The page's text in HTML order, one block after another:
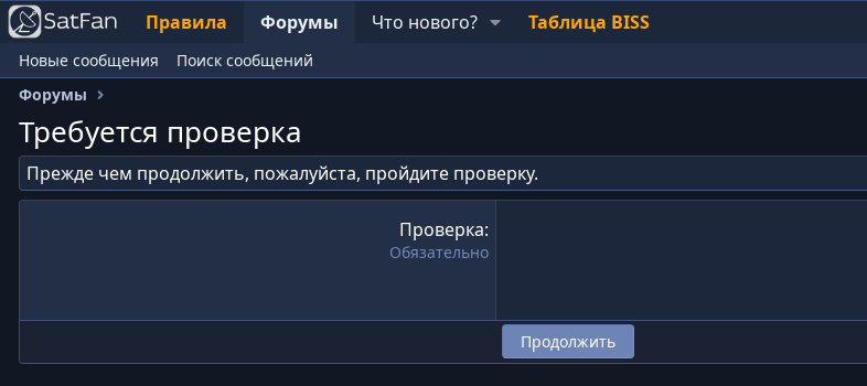
Правила Форумы Что нового? Таблица BISS
Новые сообщения
Поиск сообщений
Форумы
Требуется проверка
Прежде чем продолжить, пожалуйста, пройдите проверку.
Проверка
Обязательно
Продолжить